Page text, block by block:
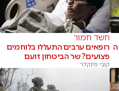
חשד חמור
רופאים ערבים התעללו בלוחמים
פצועים? שר הביטחון זועם
קובי פינקלר